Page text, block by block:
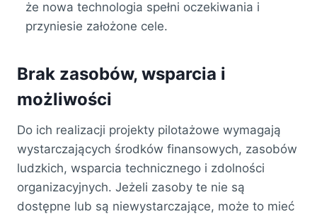
że nowa technologia spełni oczekiwania i
przyniesie założone cele.
Brak zasobów, wsparcia i
możliwości
Do ich realizacji projekty pilotażowe wymagają
wystarczających środków finansowych, zasobów
ludzkich, wsparcia technicznego i zdolności
organizacyjnych. Jeżeli zasoby te nie są
dostępne lub są niewystarczające, może to mieć